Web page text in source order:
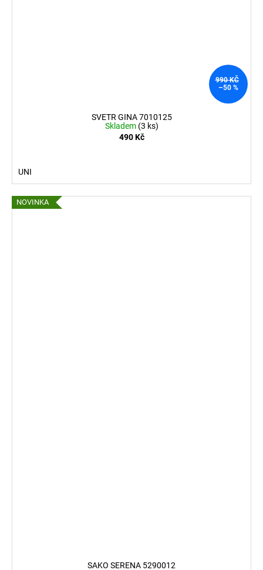
990 KČ
–50 %
SVETR GINA 7010125
Skladem (3 ks)
490 Kč
UNI
NOVINKA
SAKO SERENA 5290012